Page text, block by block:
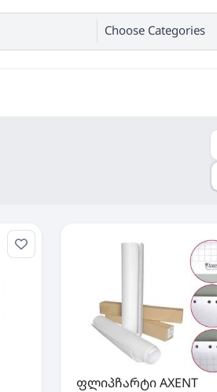
Choose Categories
ფლიპჩარტი AXENT